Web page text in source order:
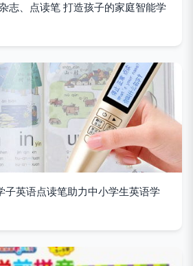
志、点读笔 打造孩子的家庭智能学
子英语点读笔助力中小学生英语学